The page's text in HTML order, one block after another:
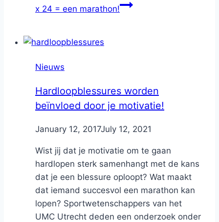
x 24 = een marathon!
Nieuws
Hardloopblessures worden
beïnvloed door je motivatie!
ByNicole
January 12, 2017July 12, 2021
Wist jij dat je motivatie om te gaan
hardlopen sterk samenhangt met de kans
dat je een blessure oploopt? Wat maakt
dat iemand succesvol een marathon kan
lopen? Sportwetenschappers van het
UMC Utrecht deden een onderzoek onder